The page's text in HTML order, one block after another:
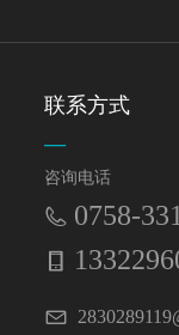
联系方式
—
咨询电话
0758-